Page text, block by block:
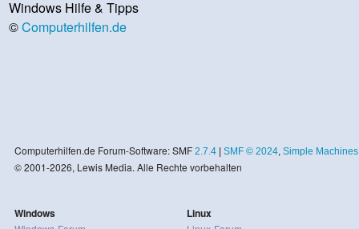
Windows Hilfe & Tipps
©Computerhilfen.de
Computerhilfen.de Forum-Software: SMF 2.7.4| SMF © 2024, Simple Machines
© 2001-2026, Lewis Media. Alle Rechte vorbehalten
Windows Linux